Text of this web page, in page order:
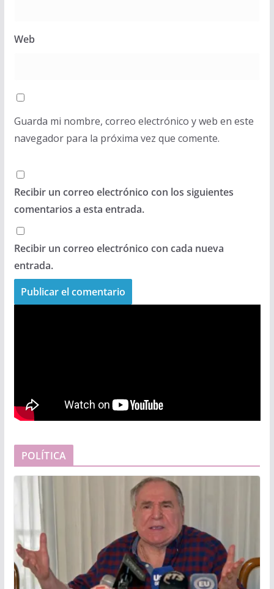
Web
Guarda mi nombre, correo electrónico y web en este
navegador para la próxima vez que comente.
Recibir un correo electrónico con los siguientes
comentarios a esta entrada.
Recibir un correo electrónico con cada nueva
entrada.
POLÍTICA